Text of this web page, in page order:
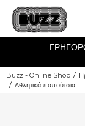
Buzz - Online Shop
Αθλητικά παπούτσια